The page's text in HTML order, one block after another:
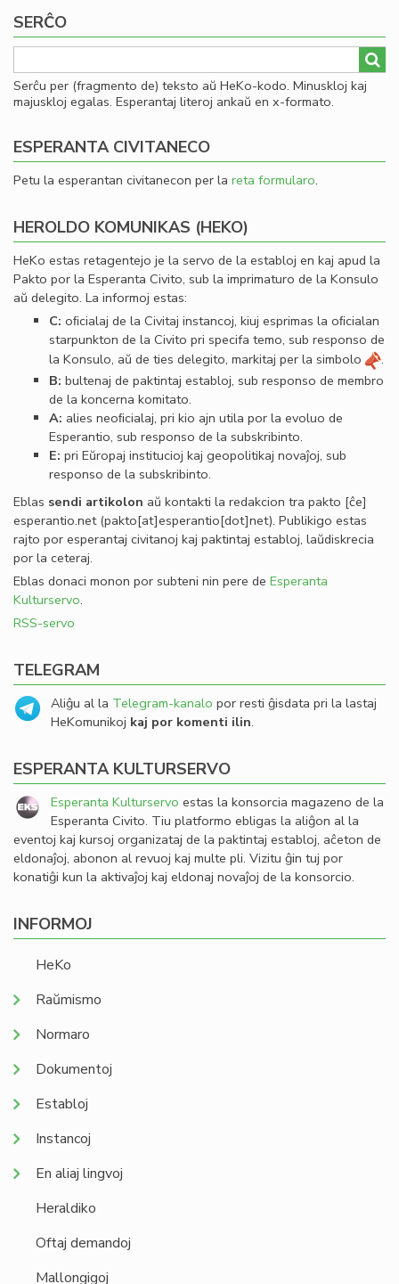
SERĈO
Serĉu per (fragmento de) teksto aŭ HeKo-kodo. Minuskloj kaj
majuskloj egalas. Esperantaj literoj ankaŭ en x-formato.
ESPERANTA CIVITANECO
Petu la esperantan civitanecon per la reta formularo.
HEROLDO KOMUNIKAS (HEKO)
HeKo estas retagentejo je la servo de la establoj en kaj apud la
Pakto por la Esperanta Civito, sub la imprimaturo de la Konsulo
aŭ delegito. La informoj estas:
C: oﬁcialaj de la Civitaj instancoj, kiuj esprimas la oﬁcialan
starpunkton de la Civito pri specifa temo, sub responso de
la Konsulo, aŭ de ties delegito, markitaj per la simbolo
.
B: bultenaj de paktintaj establoj, sub responso de membro
de la koncerna komitato.
A: alies neoﬁcialaj, pri kio ajn utila por la evoluo de
Esperantio, sub responso de la subskribinto.
E: pri Eŭropaj institucioj kaj geopolitikaj novaĵoj, sub
responso de la subskribinto.
Eblas sendi artikolon aŭ kontakti la redakcion tra pakto [ĉe]
esperantio.net(pakto[at]esperantio[dot]net). Publikigo estas
rajto por esperantaj civitanoj kaj paktintaj establoj, laŭdiskrecia
por la ceteraj.
Eblas donaci monon por subteni nin pere de Esperanta
Kulturservo.
RSS-servo
TELEGRAM
Aliĝu al la Telegram-kanalo por resti ĝisdata pri la lastaj
HeKomunikoj kaj por komenti ilin.
ESPERANTA KULTURSERVO
Esperanta Kulturservo estas la konsorcia magazeno de la
Esperanta Civito. Tiu platformo ebligas la aliĝon al la
eventoj kaj kursoj organizataj de la paktintaj establoj, aĉeton de
eldonaĵoj, abonon al revuoj kaj multe pli. Vizitu ĝin tuj por
konatiĝi kun la aktivaĵoj kaj eldonaj novaĵoj de la konsorcio.
INFORMOJ
HeKo
Raŭmismo
Normaro
Dokumentoj
Establoj
Instancoj
En aliaj lingvoj
Heraldiko
Oftaj demandoj
Mallongigoj